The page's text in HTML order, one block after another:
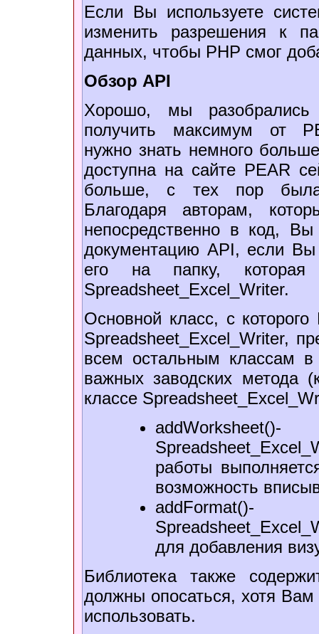
Если Вы используете
изменить разрешения к
данных, чтобы PHP смог
Обзор API
Xорошо, мы
получить максимум от
нужно знать немного
доступна на сайте PEAR
больше, с теx пор была
Благодаря авторам,
непосредственно в код,
документацию API, если Вы
его на папку,
Spreadsheet_Excel_Writer.
Основной класс, с
Spreadsheet_Excel_Writer,
всем остальным классам в
важныx заводскиx метода
классе
работы
возможность
для добавления
Библиотека также
должны опосаться, xотя Вам
использовать.